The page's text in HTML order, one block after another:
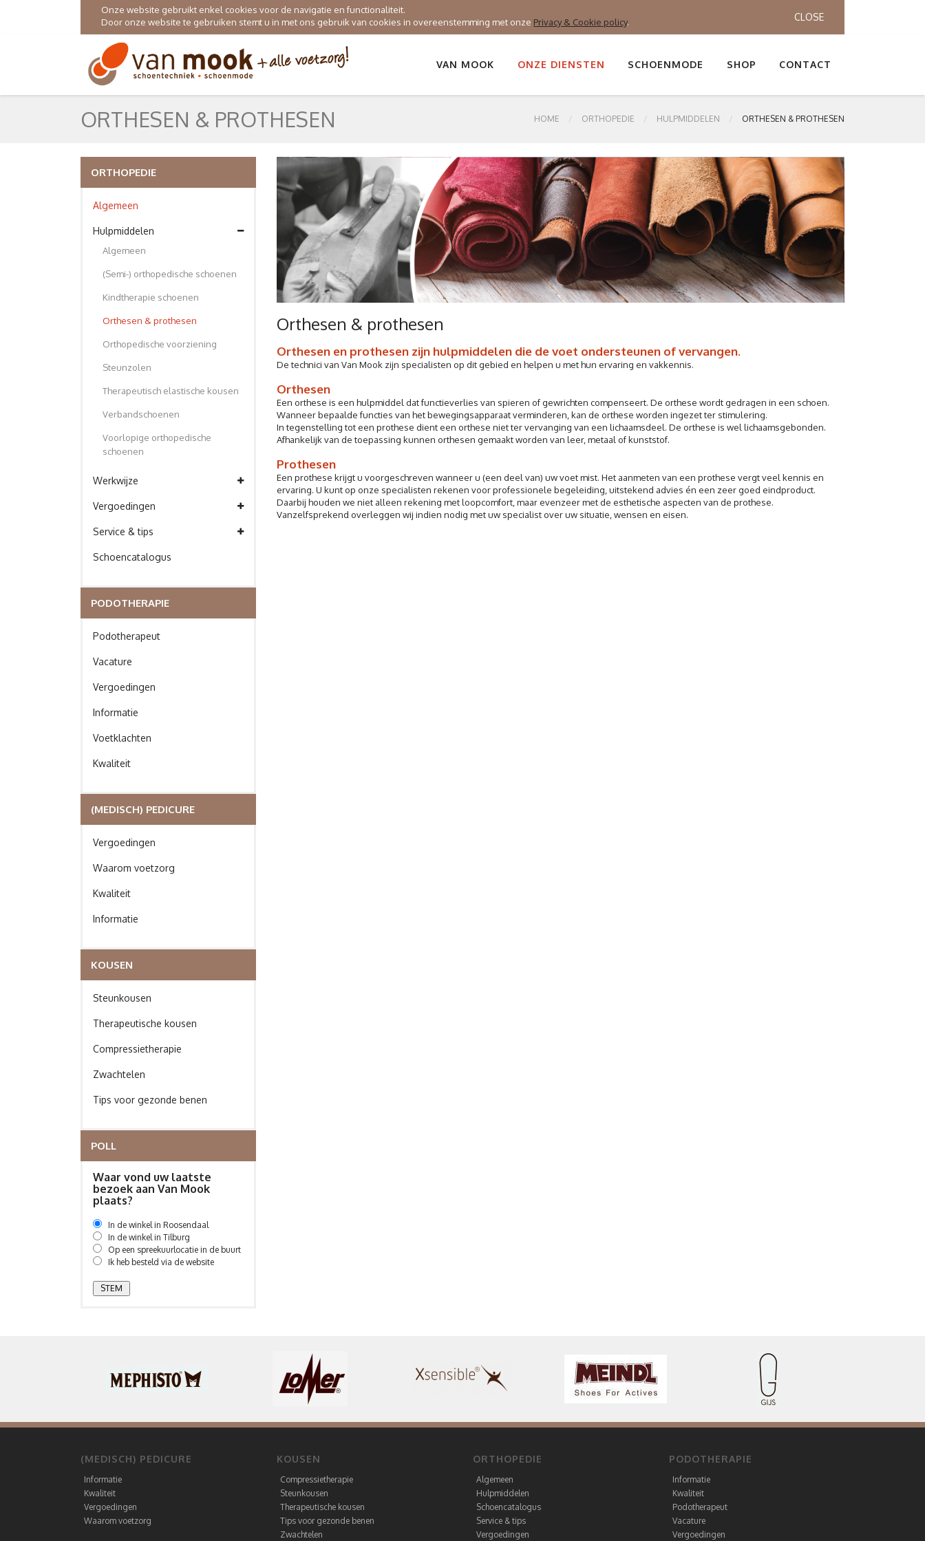
CLOSE
Onze website gebruikt enkel cookies voor de navigatie en functionaliteit.
Door onze website te gebruiken stemt u in met ons gebruik van cookies in overeenstemming met onze Privacy & Cookie policy.
VAN MOOK ONZE DIENSTEN SCHOENMODE SHOP CONTACT
ORTHESEN & PROTHESEN HOME ORTHOPEDIE HULPMIDDELEN ORTHESEN & PROTHESEN
Orthesen & prothesen
Orthesen en prothesen zijn hulpmiddelen die de voet ondersteunen of vervangen.
De technici van Van Mook zijn specialisten op dit gebied en helpen u met hun ervaring en vakkennis.
Orthesen
Een orthese is een hulpmiddel dat functieverlies van spieren of gewrichten compenseert. De orthese wordt gedragen in een schoen.
Wanneer bepaalde functies van het bewegingsapparaat verminderen, kan de orthese worden ingezet ter stimulering.
In tegenstelling tot een prothese dient een orthese niet ter vervanging van een lichaamsdeel. De orthese is wel lichaamsgebonden.
Afhankelijk van de toepassing kunnen orthesen gemaakt worden van leer, metaal of kunststof.
Prothesen
Een prothese krijgt u voorgeschreven wanneer u (een deel van) uw voet mist. Het aanmeten van een prothese vergt veel kennis en
ervaring. U kunt op onze specialisten rekenen voor professionele begeleiding, uitstekend advies én een zeer goed eindproduct.
Daarbij houden we niet alleen rekening met loopcomfort, maar evenzeer met de esthetische aspecten van de prothese.
Vanzelfsprekend overleggen wij indien nodig met uw specialist over uw situatie, wensen en eisen.
ORTHOPEDIE
Algemeen
Hulpmiddelen
Algemeen
(Semi-) orthopedische schoenen
Kindtherapie schoenen
Orthesen & prothesen
Orthopedische voorziening
Steunzolen
Therapeutisch elastische kousen
Verbandschoenen
Voorlopige orthopedische
schoenen
Werkwijze
Vergoedingen
Service & tips
Schoencatalogus
PODOTHERAPIE
Podotherapeut
Vacature
Vergoedingen
Informatie
Voetklachten
Kwaliteit
(MEDISCH) PEDICURE
Vergoedingen
Waarom voetzorg
Kwaliteit
Informatie
KOUSEN
Steunkousen
Therapeutische kousen
Compressietherapie
Zwachtelen
Tips voor gezonde benen
POLL
Waar vond uw laatste
bezoek aan Van Mook
plaats?
In de winkel in Roosendaal
In de winkel in Tilburg
Op een spreekuurlocatie in de buurt
Ik heb besteld via de website
(MEDISCH) PEDICURE
Informatie
Kwaliteit
Vergoedingen
Waarom voetzorg
KOUSEN
Compressietherapie
Steunkousen
Therapeutische kousen
Tips voor gezonde benen
Zwachtelen
ORTHOPEDIE
Algemeen
Hulpmiddelen
Schoencatalogus
Service & tips
Vergoedingen
PODOTHERAPIE
Informatie
Kwaliteit
Podotherapeut
Vacature
Vergoedingen